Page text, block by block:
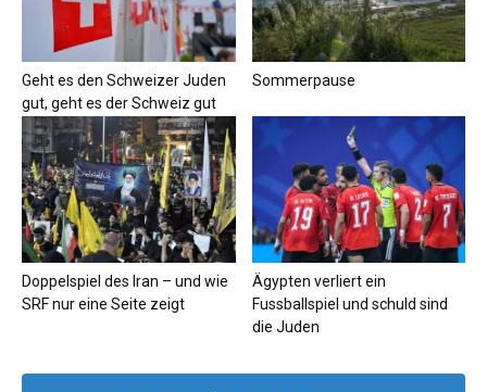
Geht es den Schweizer Juden
gut, geht es der Schweiz gut
Sommerpause
Doppelspiel des Iran – und wie
SRF nur eine Seite zeigt
Ägypten verliert ein
Fussballspiel und schuld sind
die Juden